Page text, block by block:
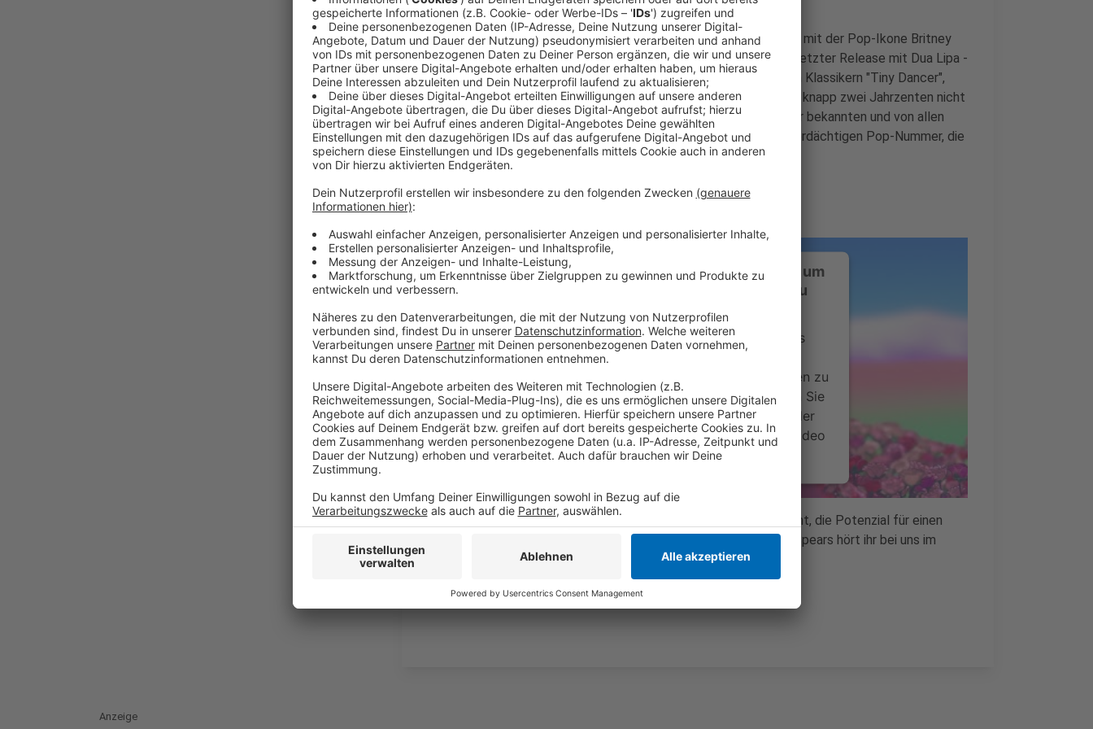
Der legendäre Elton John veröffentlichte im Sommer gemeinsam mit der Pop-Ikone Britney
Spears die Single "Hold Me Closer". Der Track enthält – wie sein letzter Release mit Dua Lipa -
wieder Elemente bereits veröffentlichter Songs. Diesmal aus den Klassikern "Tiny Dancer",
"Breaking My Heart" und "The One". Britney Spears, ebenfalls seit knapp zwei Jahrzenten nicht
aus der Pop-Welt wegzudenken, zeigt sich bei der Single von ihrer bekannten und von allen
geliebten Seite wieder und ergänzt sich mit Elton auf dieser hitverdächtigen Pop-Nummer, die
ihr euch nun bei uns anhören könnt.
Anzeige
Wir benötigen Ihre Zustimmung, um
den YouTube Video-Service zu
laden!
Wir verwenden einen Service eines
Drittanbieters, um Videoinhalte
einzubetten. Dieser Service kann Daten zu
Ihren Aktivitäten sammeln. Bitte lesen Sie
die Details durch und stimmen Sie der
Nutzung des Service zu, um dieses Video
anzusehen.
Akzeptieren
powered by
Usercentrics Consent Management
Nach "Cold Heart" hat Elton John die nächste Single veröffentlicht, die Potenzial für einen
weiteren Mega-Hit hat. "Hold Me Closer" zusammen mit Britney Spears hört ihr bei uns im
Anzeige
Anzeige